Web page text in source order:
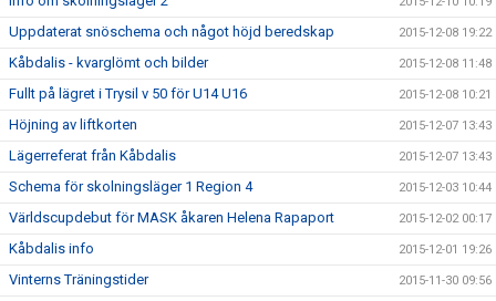
Uppdaterat snöschema och något höjd beredskap 2015-12-08 19:22
Kåbdalis - kvarglömt och bilder 2015-12-08 11:48
Fullt på lägret i Trysil v 50 för U14 U16 2015-12-08 10:21
Höjning av liftkorten 2015-12-07 13:43
Lägerreferat från Kåbdalis 2015-12-07 13:43
Schema för skolningsläger 1 Region 4 2015-12-03 10:44
Världscupdebut för MASK åkaren Helena Rapaport 2015-12-02 00:17
Kåbdalis info 2015-12-01 19:26
Vinterns Träningstider 2015-11-30 09:56